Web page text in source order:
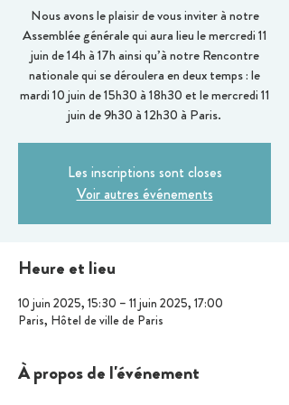
Nous avons le plaisir de vous inviter à notre
Assemblée générale qui aura lieu le mercredi 11
juin de 14h à 17h ainsi qu’à notre Rencontre
nationale qui se déroulera en deux temps : le
mardi 10 juin de 15h30 à 18h30 et le mercredi 11
juin de 9h30 à 12h30 à Paris.
Les inscriptions sont closes
Voir autres événements
Heure et lieu
10 juin 2025, 15:30 – 11 juin 2025, 17:00
Paris, Hôtel de ville de Paris
À propos de l'événement